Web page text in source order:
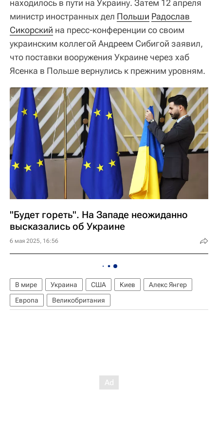
находилось в пути на Украину. Затем 12 апреля
министр иностранных дел Польши Радослав
Сикорский на пресс-конференции со своим
украинским коллегой Андреем Сибигой заявил,
что поставки вооружения Украине через хаб
Ясенка в Польше вернулись к прежним уровням.
"Будет гореть". На Западе неожиданно
высказались об Украине
6 мая 2025, 16:56
В мире Украина США Киев
Алекс Янгер
Европа
Великобритания